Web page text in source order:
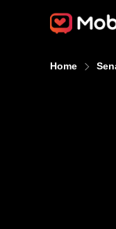
Home